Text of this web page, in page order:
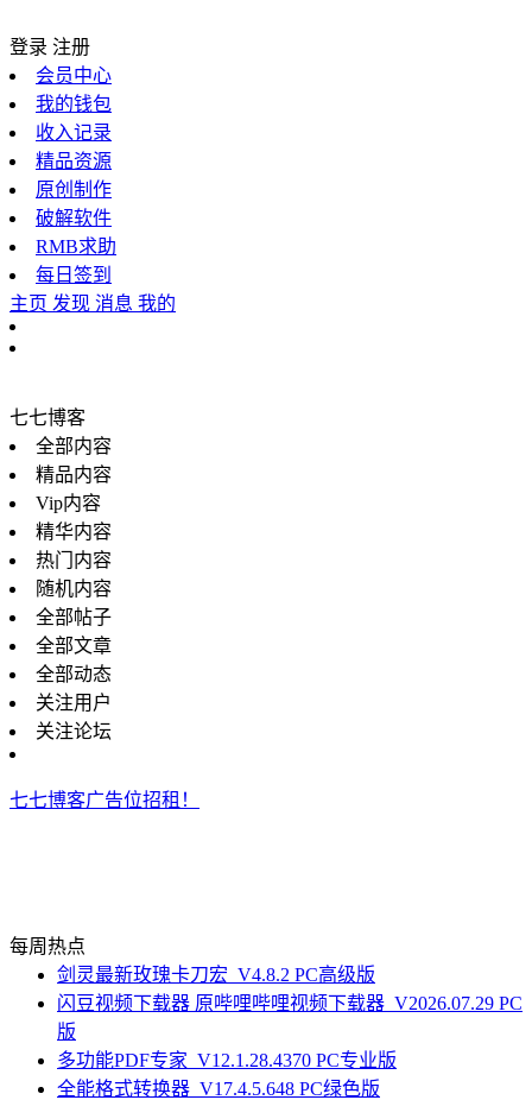
登录 注册
会员中心
我的钱包
收入记录
精品资源
原创制作
破解软件
RMB求助
每日签到
主页 发现 消息 我的
七七博客
全部内容
精品内容
Vip内容
精华内容
热门内容
随机内容
全部帖子
全部文章
全部动态
关注用户
关注论坛
七七博客广告位招租！
每周热点
剑灵最新玫瑰卡刀宏_V4.8.2 PC高级版
闪豆视频下载器 原哔哩哔哩视频下载器_V2026.07.29 PC
版
多功能PDF专家_V12.1.28.4370 PC专业版
全能格式转换器_V17.4.5.648 PC绿色版